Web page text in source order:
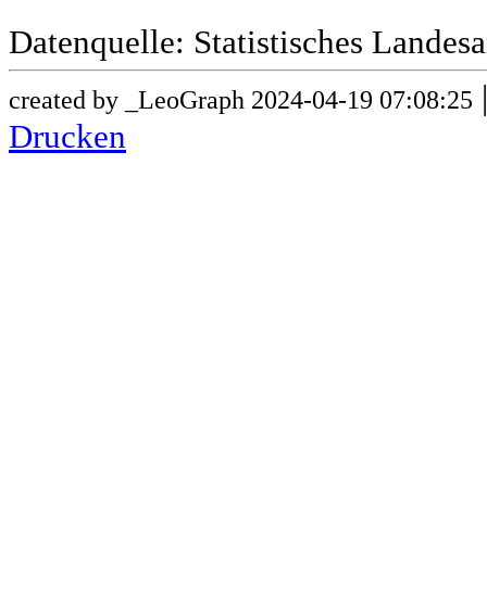
Datenquelle: Statistisches
created by _LeoGraph 2024-04-19 07:08:25
Drucken